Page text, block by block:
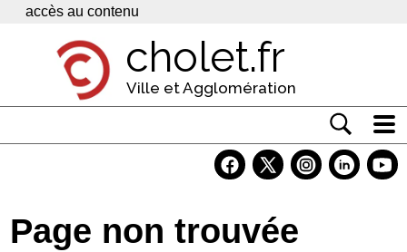
Panneau de gestion des cookies
accès au contenu
cholet.fr
Ville et Agglomération
Economie
Page non trouvée